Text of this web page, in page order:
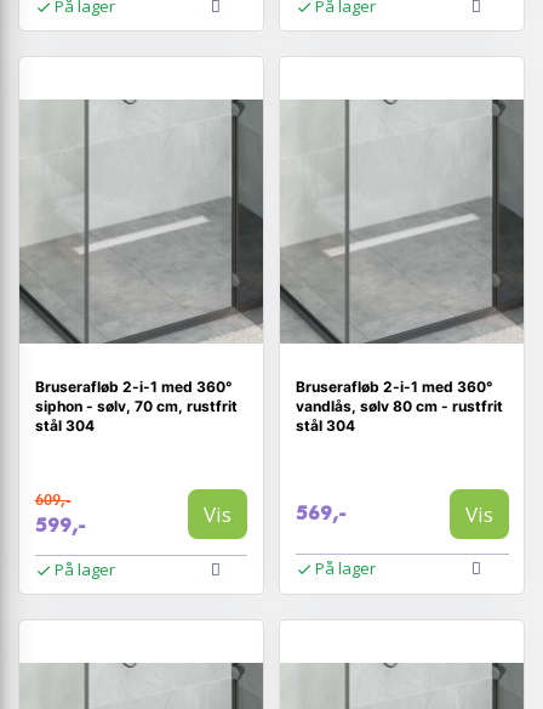
På lager På lager
Bruserafløb 2-i-1 med 360°
siphon - sølv, 70 cm, rustfrit
stål 304
609,-
599,- Vis
På lager
Bruserafløb 2-i-1 med 360°
vandlås, sølv 80 cm - rustfrit
stål 304
569,- Vis
På lager